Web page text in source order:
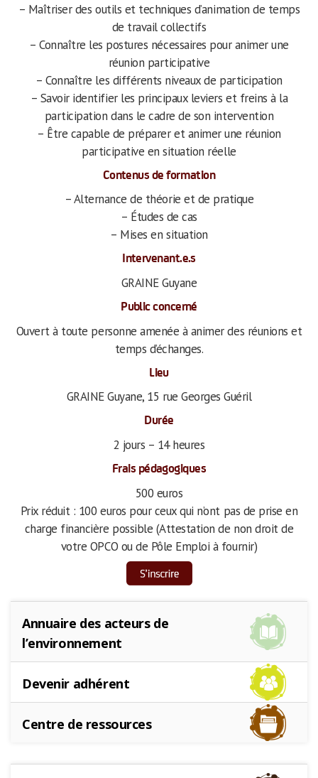
– Maîtriser des outils et techniques d’animation de temps
de travail collectifs
– Connaître les postures nécessaires pour animer une
réunion participative
– Connaître les différents niveaux de participation
– Savoir identifier les principaux leviers et freins à la
participation dans le cadre de son intervention
– Être capable de préparer et animer une réunion
participative en situation réelle
Contenus de formation
– Alternance de théorie et de pratique
– Études de cas
– Mises en situation
Intervenant.e.s
GRAINE Guyane
Public concerné
Ouvert à toute personne amenée à animer des réunions et
temps d’échanges.
Lieu
GRAINE Guyane, 15 rue Georges Guéril
Durée
2 jours – 14 heures
Frais pédagogiques
500 euros
Prix réduit : 100 euros pour ceux qui n’ont pas de prise en
charge financière possible (Attestation de non droit de
votre OPCO ou de Pôle Emploi à fournir)
Annuaire des acteurs de
l’environnement
Devenir adhérent
Centre de ressources